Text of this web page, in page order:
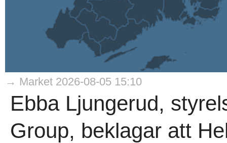
→ Market 2026-08-05 15:10
Ebba Ljungerud,
Group, beklagar att